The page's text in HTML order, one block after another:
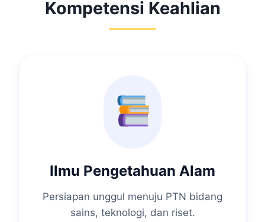
Kompetensi Keahlian
Ilmu Pengetahuan Alam
Persiapan unggul menuju PTN bidang
sains, teknologi, dan riset.